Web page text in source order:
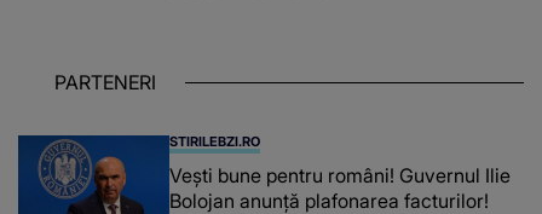
chiar și după trecerea anilor: "De
PARTENERI
STIRILEBZI.RO
Vești bune pentru români! Guvernul Ilie
Bolojan anunță plafonarea facturilor!